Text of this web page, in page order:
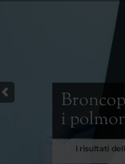
i
I risultati